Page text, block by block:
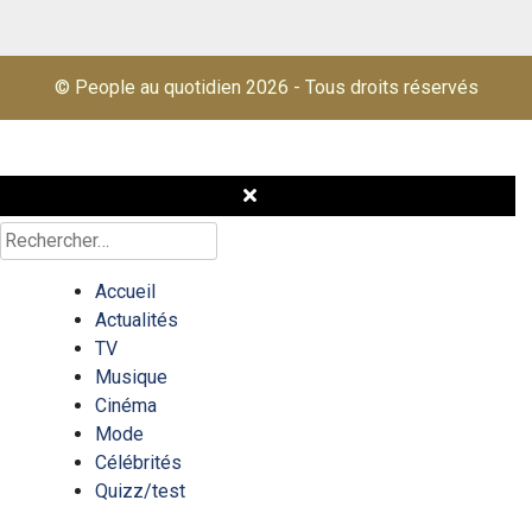
© People au quotidien 2026 - Tous droits réservés
Rechercher :
Accueil
Actualités
TV
Musique
Cinéma
Mode
Célébrités
Quizz/test